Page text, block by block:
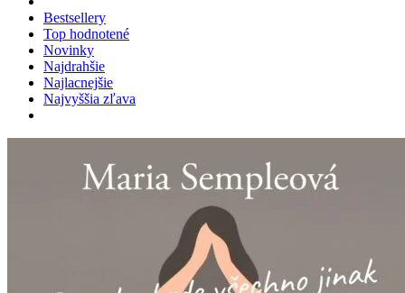
Bestsellery
Top hodnotené
Novinky
Najdrahšie
Najlacnejšie
Najvyššia zľava